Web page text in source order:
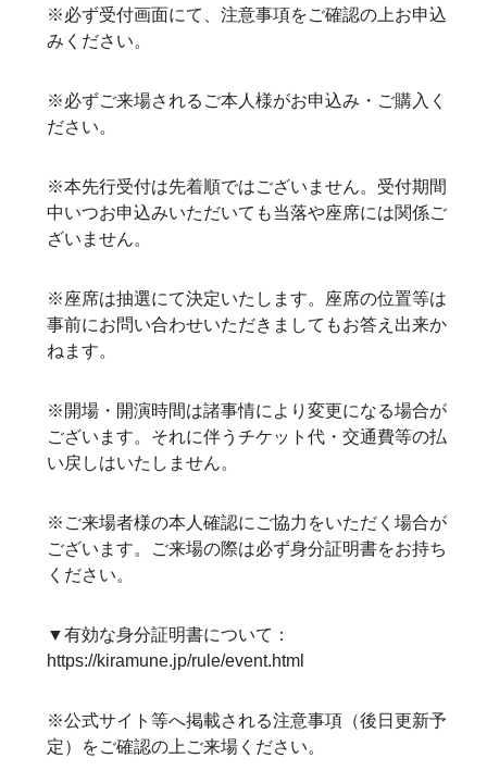
※必ず受付画面にて、注意事項をご確認の上お申込
みください。
※必ずご来場されるご本人様がお申込み・ご購入く
ださい。
※本先行受付は先着順ではございません。受付期間
中いつお申込みいただいても当落や座席には関係ご
ざいません。
※座席は抽選にて決定いたします。座席の位置等は
事前にお問い合わせいただきましてもお答え出来か
ねます。
※開場・開演時間は諸事情により変更になる場合が
ございます。それに伴うチケット代・交通費等の払
い戻しはいたしません。
※ご来場者様の本人確認にご協力をいただく場合が
ございます。ご来場の際は必ず身分証明書をお持ち
ください。
▼有効な身分証明書について：
https://kiramune.jp/rule/event.html
※公式サイト等へ掲載される注意事項（後日更新予
定）をご確認の上ご来場ください。